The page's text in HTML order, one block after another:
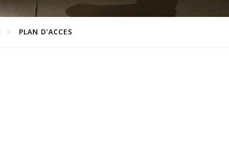
PLAN D’ACCES